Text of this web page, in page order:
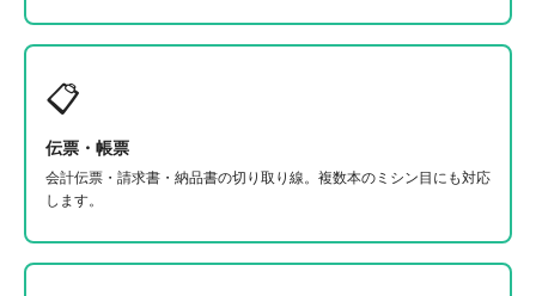
📋
伝票・帳票
会計伝票・請求書・納品書の切り取り線。複数本のミシン目にも対応
します。